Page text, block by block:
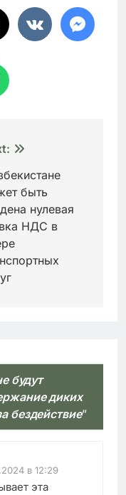
быть
нулевая
НДС в
будут
диких
бездействие”
в 12:29
эта